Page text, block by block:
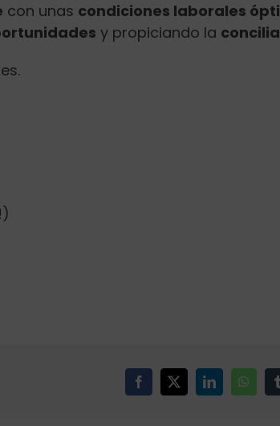
con unas condiciones laborales
y propiciando la